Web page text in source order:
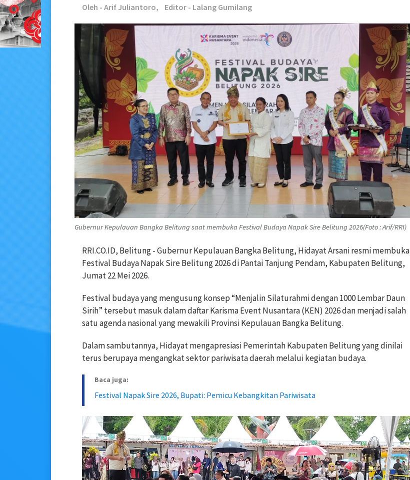
Oleh - Arif Juliantoro,
Editor - Lalang Gumilang
Gubernur Kepulauan Bangka Belitung saat membuka Festival Budaya Napak Sire Belitung 2026(Foto : Arif/RRI)
RRI.CO.ID, Belitung - Gubernur Kepulauan Bangka Belitung, Hidayat Arsani resmi membuka
Festival Budaya Napak Sire Belitung 2026 di Pantai Tanjung Pendam, Kabupaten Belitung,
Jumat 22 Mei 2026.
Festival budaya yang mengusung konsep “Menjalin Silaturahmi dengan 1000 Lembar Daun
Sirih” tersebut masuk dalam daftar Karisma Event Nusantara (KEN) 2026 dan menjadi salah
satu agenda nasional yang mewakili Provinsi Kepulauan Bangka Belitung.
Dalam sambutannya, Hidayat mengapresiasi Pemerintah Kabupaten Belitung yang dinilai
terus berupaya mengangkat sektor pariwisata daerah melalui kegiatan budaya.
Baca juga:
Festival Napak Sire 2026, Bupati: Pemicu Kebangkitan Pariwisata